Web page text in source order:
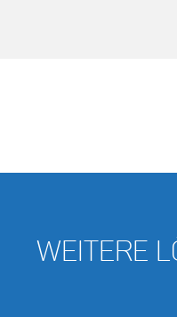
WEITERE